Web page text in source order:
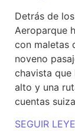
Detrás de
Aeroparque
con maletas
noveno
chavista que
alto y una
cuentas
SEGUIR